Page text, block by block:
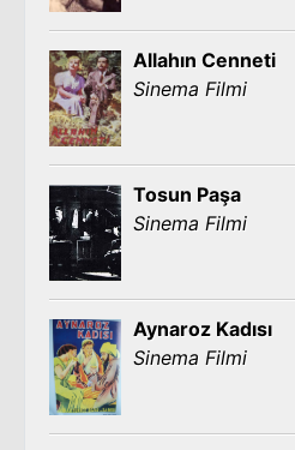
Allahın Cenneti
Sinema Filmi
Tosun Paşa
Sinema Filmi
Aynaroz Kadısı
Sinema Filmi